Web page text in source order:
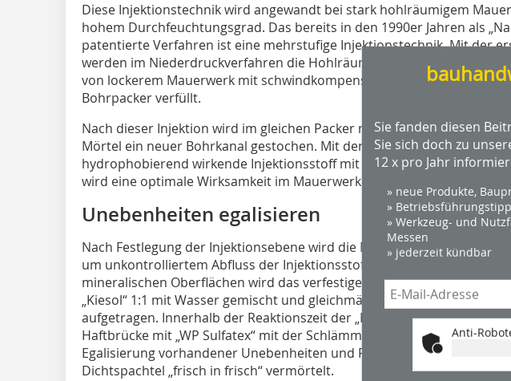
Diese Injektionstechnik wird angewandt bei stark hohlräumigem
hohem Durchfeuchtungsgrad. Das bereits in den 1990er Jahren als
patentierte Verfahren ist eine mehrstufige Injektionstechnik. Mit der
werden im Niederdruckverfahren die Hohlräume und Fehlstellen zur
von lockerem Mauerwerk mit schwindkompensiertem Injektionsmörtel
Bohrpacker verfüllt.
Nach dieser Injektion wird im gleichen Packer mit einer Lanze im
Mörtel ein neuer Bohrkanal gestochen. Mit der zweiten Stufe wird der
hydrophobierend wirkende Injektionsstoff mit Druck zur Verteilung
wird eine optimale Wirksamkeit im Mauerwerk erzielt.
Unebenheiten egalisieren
Nach Festlegung der Injektionsebene wird die Mauerwerksoberfläche
um unkontrolliertem Abfluss der Injektionsstoffe vorzubeugen. Als
mineralischen Oberflächen wird das verfestigende und Mauersalz
„Kiesol“ 1:1 mit Wasser gemischt und gleichmäßig auf den
aufgetragen. Innerhalb der Reaktionszeit der „Kiesol“-Grundierung
Haftbrücke mit „WP Sulfatex“ mit der Schlämmbürste aufgetragen und
Egalisierung vorhandener Unebenheiten und Fehlstellen „WP DS Levell“
Dichtspachtel „frisch in frisch“ vermörtelt.
Sie fanden diesen
Sie sich doch zu
12 x pro Jahr
» neue Produkte,
»
» Werkzeug- und
Messen
» jederzeit kündbar
Anti-